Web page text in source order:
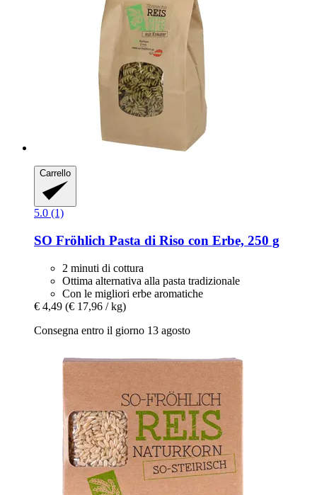
Carrello
5.0 (1)
SO Fröhlich Pasta di Riso con Erbe, 250 g
2 minuti di cottura
Ottima alternativa alla pasta tradizionale
Con le migliori erbe aromatiche
€ 4,49 (€ 17,96 / kg)
Consegna entro il giorno 13 agosto